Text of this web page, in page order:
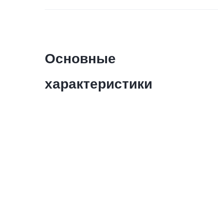
Основные
характеристики